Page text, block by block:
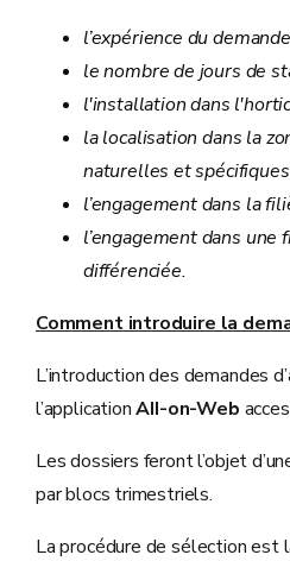
l’expérience du
le nombre de jours de
l'installation dans
la localisation dans la
naturelles et
l’engagement dans la
l’engagement dans
différenciée.
Comment introduire la
L’introduction des demandes
l’applicationAII-on-Web
Les dossiers feront l’objet
par blocs trimestriels.
La procédure de sélection est